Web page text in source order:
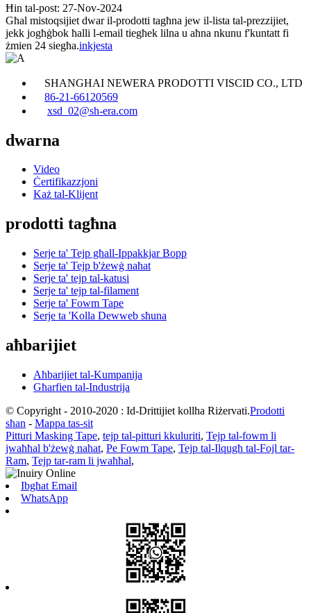
Ħin tal-post: 27-Nov-2024
Għal mistoqsijiet dwar il-prodotti tagħna jew il-lista tal-prezzijiet,
jekk jogħġbok ħalli l-email tiegħek lilna u aħna nkunu f'kuntatt fi
żmien 24 siegħa.inkjesta
SHANGHAI NEWERA PRODOTTI VISCID CO., LTD
86-21-66120569
xsd_02@sh-era.com
dwarna
Video
Ċertifikazzjoni
Każ tal-Klijent
prodotti tagħna
Serje ta' Tejp għall-Ippakkjar Bopp
Serje ta' Tejp b'żewġ naħat
Serje ta' tejp tal-katusi
Serje ta' tejp tal-filament
Serje ta' Fowm Tape
Serje ta 'Kolla Dewweb sħuna
aħbarijiet
Aħbarijiet tal-Kumpanija
Għarfien tal-Industrija
© Copyright - 2010-2020 : Id-Drittijiet kollha Riżervati.Prodotti
sħan - Mappa tas-sit
Pitturi Masking Tape, tejp tal-pitturi kkuluriti, Tejp tal-fowm li
jwaħħal b'żewġ naħat, Pe Fowm Tape, Tejp tal-Ilqugħ tal-Fojl tar-
Ram, Tejp tar-ram li jwaħħal,
Ibgħat Email
WhatsApp